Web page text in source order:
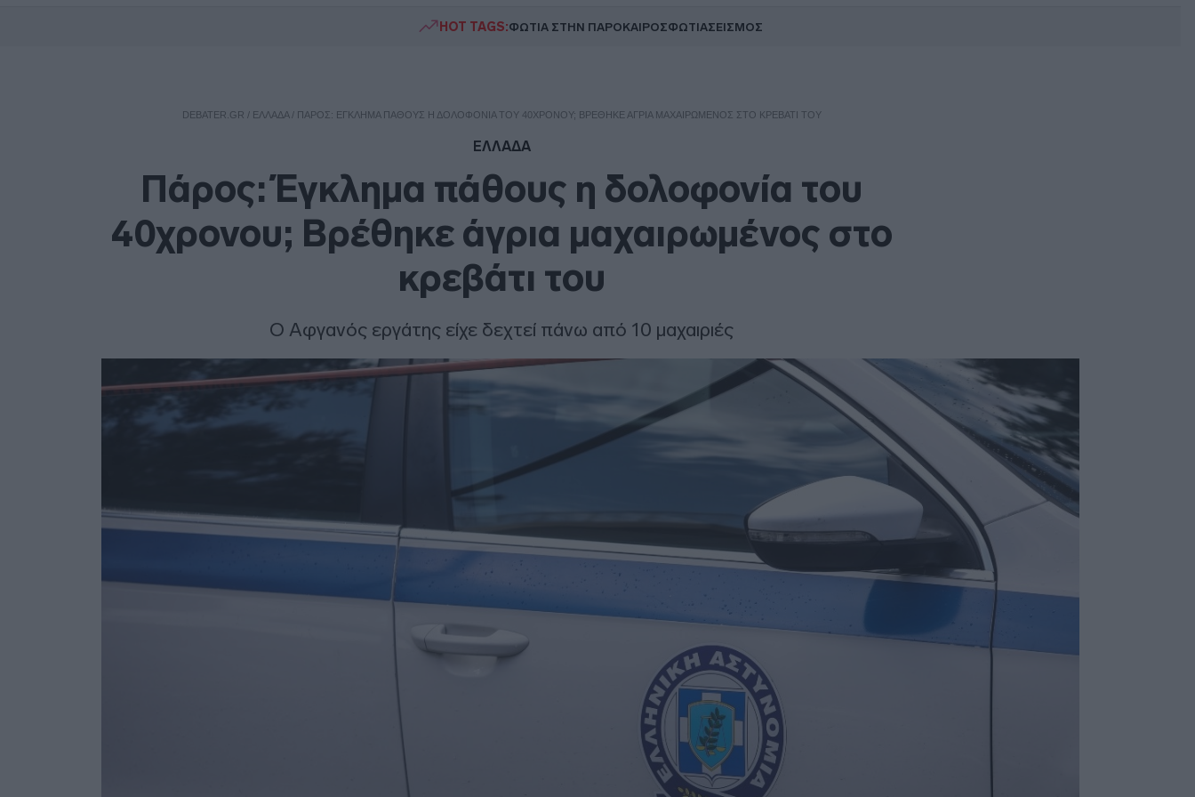
HOT TAGS:ΦΩΤΙΑ ΣΤΗΝ ΠΑΡΟΚΑΙΡΟΣΦΩΤΙΑΣΕΙΣΜΟΣ
DEBATER.GR / ΕΛΛΑΔΑ/ ΠΆΡΟΣ: ΈΓΚΛΗΜΑ ΠΆΘΟΥΣ Η ΔΟΛΟΦΟΝΊΑ ΤΟΥ 40ΧΡΟΝΟΥ; ΒΡΈΘΗΚΕ ΆΓΡΙΑ ΜΑΧΑΙΡΩΜΈΝΟΣ ΣΤΟ ΚΡΕΒΆΤΙ ΤΟΥ
ΕΛΛΑΔΑ
Πάρος: Έγκλημα πάθους η δολοφονία του
40χρονου; Βρέθηκε άγρια μαχαιρωμένος στο
κρεβάτι του
Ο Αφγανός εργάτης είχε δεχτεί πάνω από 10 μαχαιριές